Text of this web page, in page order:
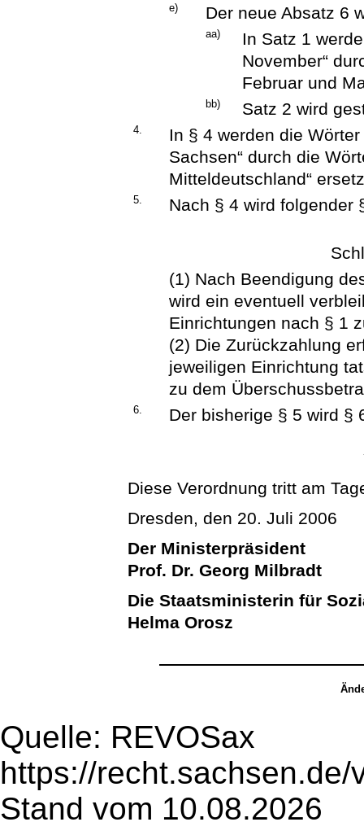
e) Der neue Absatz 6
aa)
In Satz 1
November“
Februar und
bb) Satz 2 wird
4.
In § 4 werden die
Sachsen“ durch die
Mitteldeutschland“
5. Nach § 4 wird folgender
(1) Nach Beendigung
wird ein eventuell
Einrichtungen nach § 1
(2) Die Zurückzahlung
jeweiligen Einrichtung
zu dem
6. Der bisherige § 5 wird §
Diese Verordnung tritt am
Dresden, den 20. Juli 2006
Der Ministerpräsident
Prof. Dr. Georg Milbradt
Die Staatsministerin für
Helma Orosz
Quelle: REVOSax
https://
Stand vom 10.08.2026